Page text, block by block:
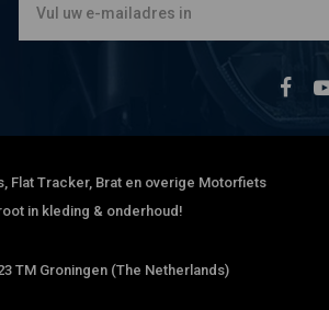
Flat Tracker, Brat en overige Motorfiets
in kleding & onderhoud!
TM Groningen (The Netherlands)